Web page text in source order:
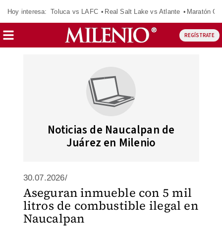
Hoy interesa: Toluca vs LAFC Real Salt Lake vs Atlante Maratón
REGÍSTRATE
Noticias de Naucalpan de
Juárez en Milenio
30.07.2026/
Aseguran inmueble con 5 mil
litros de combustible ilegal en
Naucalpan